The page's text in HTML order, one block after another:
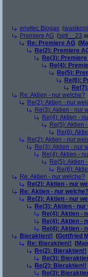
envitec Biogas (
Premiere AG (seti__23
Re: Premiere AG (
Re(2): Premiere
Re(3): Premiere
Re(4):
Re(5):
Re(6):
Re: Aktien - nur welche?
Re(2): Aktien - nur
Re(3): Aktien - nur
Re(4): Aktien -
Re(5): Aktien
Re(6):
Re(2): Aktien - nur
Re(3): Aktien - nur
Re(4): Aktien -
Re(5): Aktien
Re(6):
Re: Aktien - nur welche?
Re(2): Aktien - nur
Re: Aktien - nur welche?
Re(2): Aktien - nur
Re(3): Aktien - nur
Re(4): Aktien -
Re(4): Aktien -
Re(4): Aktien -
Bieraktien!! (Gottfried
Re: Bieraktien!! (
Re(2): Bieraktien!!
Re(3):
Re(2): Bieraktien!!
Re(3):